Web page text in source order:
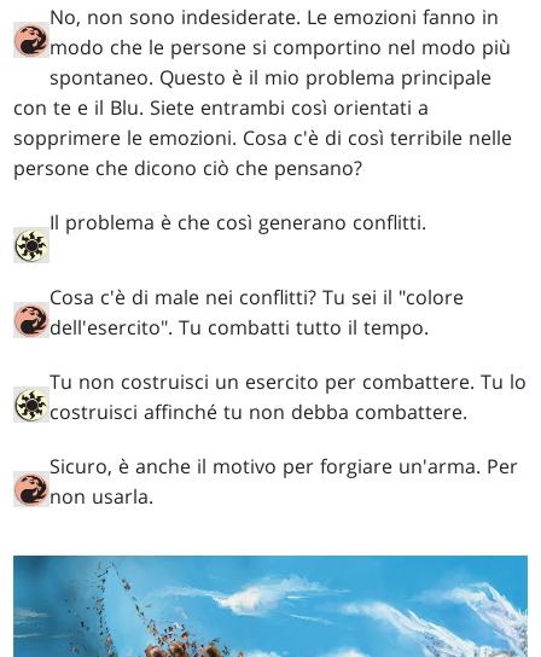
No, non sono indesiderate. Le emozioni fanno in
modo che le persone si comportino nel modo più
spontaneo. Questo è il mio problema principale
con te e il Blu. Siete entrambi così orientati a
sopprimere le emozioni. Cosa c'è di così terribile nelle
persone che dicono ciò che pensano?
Il problema è che così generano conflitti.
Cosa c'è di male nei conflitti? Tu sei il "colore
dell'esercito". Tu combatti tutto il tempo.
Tu non costruisci un esercito per combattere. Tu lo
costruisci affinché tu non debba combattere.
Sicuro, è anche il motivo per forgiare un'arma. Per
non usarla.